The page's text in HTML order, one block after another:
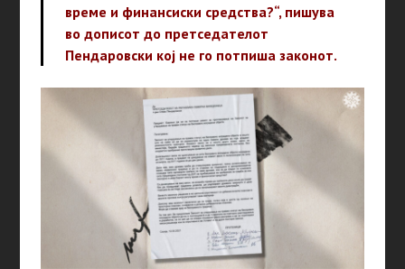
време и финансиски средства?“, пишува
во дописот до претседателот
Пендаровски кој не го потпиша законот.